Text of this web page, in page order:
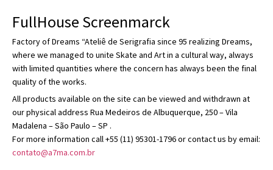
FullHouse Screenmarck
Factory of Dreams “Ateliê de Serigrafia since 95 realizing Dreams,
where we managed to unite Skate and Art in a cultural way, always
with limited quantities where the concern has always been the final
quality of the works.
All products available on the site can be viewed and withdrawn at
our physical address Rua Medeiros de Albuquerque, 250 – Vila
Madalena – São Paulo – SP .
For more information call +55 (11) 95301-1796 or contact us by email:
contato@a7ma.com.br